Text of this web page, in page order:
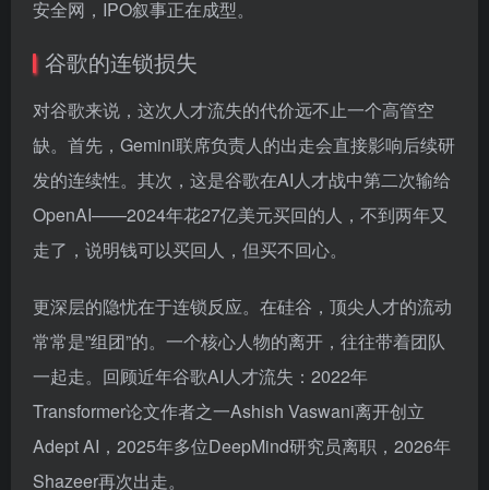
安全网，IPO叙事正在成型。
谷歌的连锁损失
对谷歌来说，这次人才流失的代价远不止一个高管空
缺。首先，Gemini联席负责人的出走会直接影响后续研
发的连续性。其次，这是谷歌在AI人才战中第二次输给
OpenAI——2024年花27亿美元买回的人，不到两年又
走了，说明钱可以买回人，但买不回心。
更深层的隐忧在于连锁反应。在硅谷，顶尖人才的流动
常常是”组团”的。一个核心人物的离开，往往带着团队
一起走。回顾近年谷歌AI人才流失：2022年
Transformer论文作者之一Ashish Vaswani离开创立
Adept AI，2025年多位DeepMind研究员离职，2026年
Shazeer再次出走。